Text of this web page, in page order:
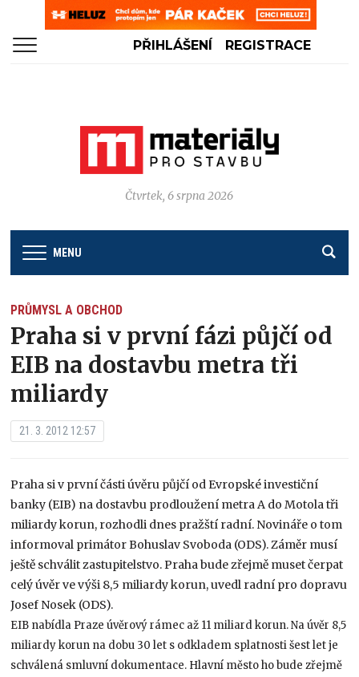
PŘIHLÁŠENÍ REGISTRACE
Čtvrtek, 6 srpna 2026
MENU
PRŮMYSL A OBCHOD
Praha si v první fázi půjčí od
EIB na dostavbu metra tři
miliardy
21. 3. 2012 12:57
Praha si v první části úvěru půjčí od Evropské investiční
banky (EIB) na dostavbu prodloužení metra A do Motola tři
miliardy korun, rozhodli dnes pražští radní. Novináře o tom
informoval primátor Bohuslav Svoboda (ODS). Záměr musí
ještě schválit zastupitelstvo. Praha bude zřejmě muset čerpat
celý úvěr ve výši 8,5 miliardy korun, uvedl radní pro dopravu
Josef Nosek (ODS).
EIB nabídla Praze úvěrový rámec až 11 miliard korun. Na úvěr 8,5
miliardy korun na dobu 30 let s odkladem splatnosti šest let je
schválená smluvní dokumentace. Hlavní město ho bude zřejmě